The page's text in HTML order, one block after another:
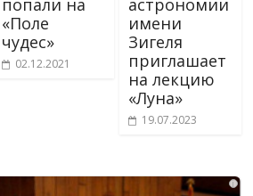
попали на
«Поле
чудес»
02.12.2021
астрономии
имени
Зигеля
приглашает
на лекцию
«Луна»
19.07.2023
i